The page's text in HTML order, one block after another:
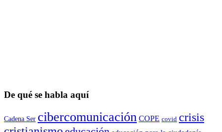
De qué se habla aquí
Cadena Ser cibercomunicación COPE covid crisis